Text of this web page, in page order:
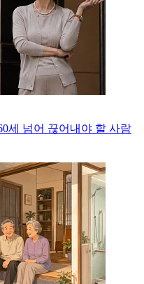
세 넘어 끊어내야 할 사람